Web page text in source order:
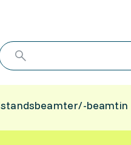
beamtin